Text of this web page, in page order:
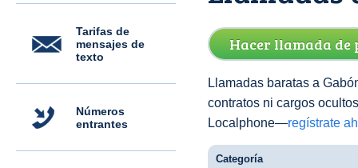
Tarifas de
mensajes de
texto
Números
entrantes
Hacer llamada de
Llamadas baratas a
contratos ni cargos
Localphone—regístrate
Categoría